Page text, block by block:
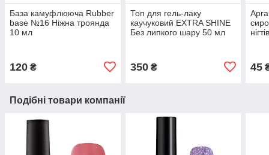
База камуфлююча Rubber
base №16 Ніжна троянда
10 мл
120 ₴
Топ для гель-лаку
каучуковий EXTRA SHINE
Без липкого шару 50 мл
350₴ 45
Подібні товари компанії